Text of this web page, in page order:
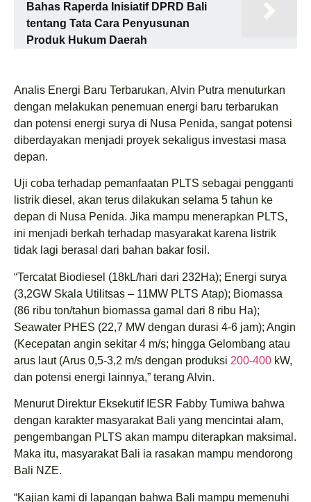
Bahas Raperda Inisiatif DPRD Bali
tentang Tata Cara Penyusunan
Produk Hukum Daerah
Analis Energi Baru Terbarukan, Alvin Putra menuturkan
dengan melakukan penemuan energi baru terbarukan
dan potensi energi surya di Nusa Penida, sangat potensi
diberdayakan menjadi proyek sekaligus investasi masa
depan.
Uji coba terhadap pemanfaatan PLTS sebagai pengganti
listrik diesel, akan terus dilakukan selama 5 tahun ke
depan di Nusa Penida. Jika mampu menerapkan PLTS,
ini menjadi berkah terhadap masyarakat karena listrik
tidak lagi berasal dari bahan bakar fosil.
“Tercatat Biodiesel (18kL/hari dari 232Ha); Energi surya
(3,2GW Skala Utilitsas – 11MW PLTS Atap); Biomassa
(86 ribu ton/tahun biomassa gamal dari 8 ribu Ha);
Seawater PHES (22,7 MW dengan durasi 4-6 jam); Angin
(Kecepatan angin sekitar 4 m/s; hingga Gelombang atau
arus laut (Arus 0,5-3,2 m/s dengan produksi 200-400 kW,
dan potensi energi lainnya,” terang Alvin.
Menurut Direktur Eksekutif IESR Fabby Tumiwa bahwa
dengan karakter masyarakat Bali yang mencintai alam,
pengembangan PLTS akan mampu diterapkan maksimal.
Maka itu, masyarakat Bali ia rasakan mampu mendorong
Bali NZE.
“Kajian kami di lapangan bahwa Bali mampu memenuhi